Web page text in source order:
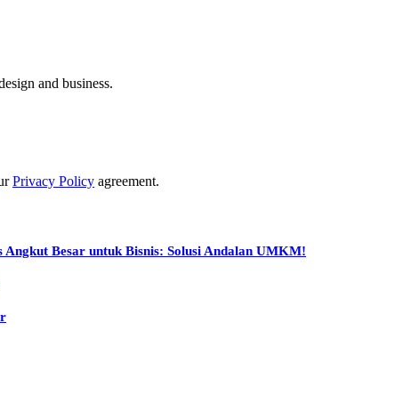
and business.
Privacy Policy agreement.
Besar untuk Bisnis: Solusi Andalan UMKM!